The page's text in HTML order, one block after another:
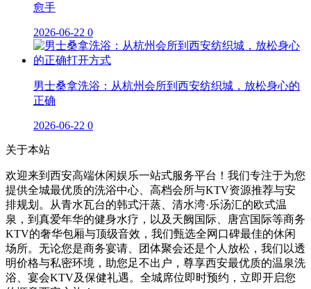
愈手
2026-06-22 0
男士桑拿洗浴：从杭州会所到西安纺织城，放松身心的
正确
2026-06-22 0
关于本站
欢迎来到西安高端休闲娱乐一站式服务平台！我们专注于为您
提供全城最优质的洗浴中心、高档会所与KTV资源推荐与安
排规划。从青水瓦台的韩式汗蒸、清水湾·乐汤汇的欧式温
泉，到真爱年华的健身水疗，以及天阙国际、唐宫国际等商务
KTV的奢华包厢与顶级音效，我们甄选全网口碑最佳的休闲
场所。无论您是商务宴请、团体聚会还是个人放松，我们以透
明价格与私密环境，助您足不出户，尊享西安最优质的温泉洗
浴、宴会KTV及保健礼遇。全城席位即时预约，立即开启您